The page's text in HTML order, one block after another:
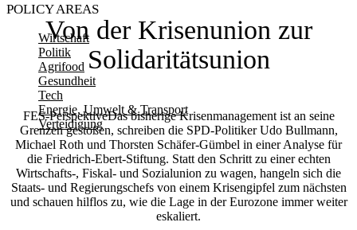
POLICY AREAS
Wirtschaft
Politik
Agrifood
Gesundheit
Tech
Energie, Umwelt & Transport
Verteidigung
Von der Krisenunion zur
Solidaritätsunion
FES-PerspektiveDas bisherige Krisenmanagement ist an seine
Grenzen gestoßen, schreiben die SPD-Politiker Udo Bullmann,
Michael Roth und Thorsten Schäfer-Gümbel in einer Analyse für
die Friedrich-Ebert-Stiftung. Statt den Schritt zu einer echten
Wirtschafts-, Fiskal- und Sozialunion zu wagen, hangeln sich die
Staats- und Regierungschefs von einem Krisengipfel zum nächsten
und schauen hilflos zu, wie die Lage in der Eurozone immer weiter
eskaliert.